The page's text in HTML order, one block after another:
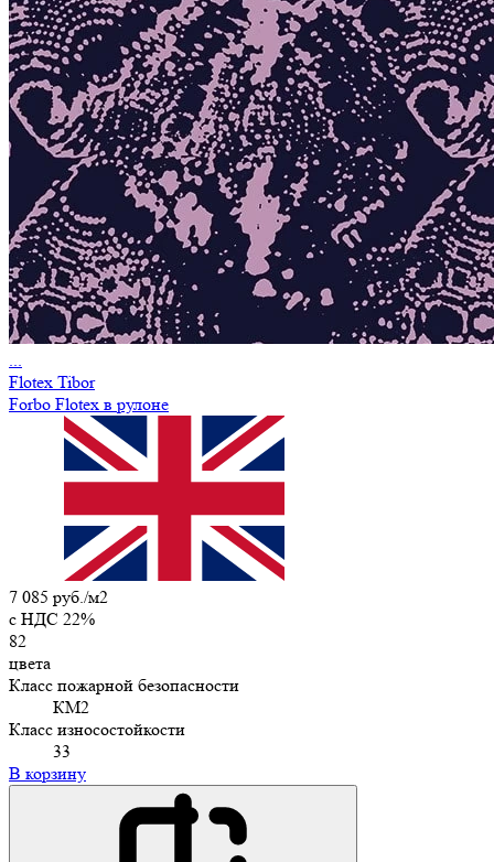
...
Flotex Tibor
Forbo Flotex в рулоне
7 085 руб./м2
c НДС 22%
82
цвета
Класс пожарной безопасности
КМ2
Класс износостойкости
33
В корзину